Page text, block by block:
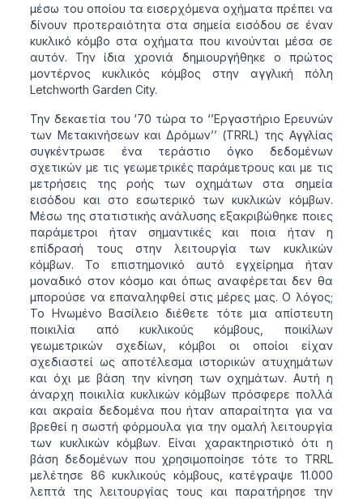
μέσω του οποίου τα εισερχόμενα οχήματα πρέπει να
δίνουν προτεραιότητα στα σημεία εισόδου σε έναν
κυκλικό κόμβο στα οχήματα που κινούνται μέσα σε
αυτόν. Την ίδια χρονιά δημιουργήθηκε ο πρώτος
μοντέρνος κυκλικός κόμβος στην αγγλική πόλη
Letchworth Garden City.
Την δεκαετία του ‘70 τώρα το ‘’Εργαστήριο Ερευνών
των Μετακινήσεων και Δρόμων’’ (TRRL) της Αγγλίας
συγκέντρωσε ένα τεράστιο όγκο δεδομένων
σχετικών με τις γεωμετρικές παράμετρους και με τις
μετρήσεις της ροής των οχημάτων στα σημεία
εισόδου και στο εσωτερικό των κυκλικών κόμβων.
Μέσω της στατιστικής ανάλυσης εξακριβώθηκε ποιες
παράμετροι ήταν σημαντικές και ποια ήταν η
επίδρασή τους στην λειτουργία των κυκλικών
κόμβων. Το επιστημονικό αυτό εγχείρημα ήταν
μοναδικό στον κόσμο και όπως αναφέρεται δεν θα
μπορούσε να επαναληφθεί στις μέρες μας. Ο λόγος;
Το Ηνωμένο Βασίλειο διέθετε τότε μια απίστευτη
ποικιλία από κυκλικούς κόμβους, ποικίλων
γεωμετρικών σχεδίων, κόμβοι οι οποίοι είχαν
σχεδιαστεί ως αποτέλεσμα ιστορικών ατυχημάτων
και όχι με βάση την κίνηση των οχημάτων. Αυτή η
άναρχη ποικιλία κυκλικών κόμβων πρόσφερε πολλά
και ακραία δεδομένα που ήταν απαραίτητα για να
βρεθεί η σωστή φόρμουλα για την ομαλή λειτουργία
των κυκλικών κόμβων. Είναι χαρακτηριστικό ότι η
βάση δεδομένων που χρησιμοποίησε τότε το TRRL
μελέτησε 86 κυκλικούς κόμβους, κατέγραψε 11.000
λεπτά της λειτουργίας τους και παρατήρησε την